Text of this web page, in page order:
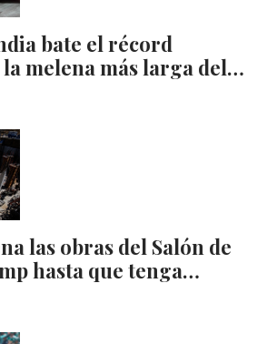
bate el récord
la melena más larga del…
las obras del Salón de
hasta que tenga…